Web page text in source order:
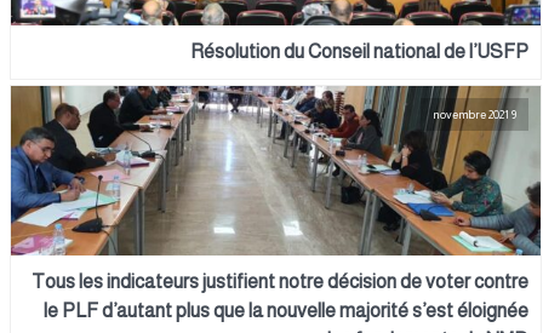
Résolution du Conseil national de l’USFP
Tous les indicateurs justifient notre décision de voter contre
le PLF d’autant plus que la nouvelle majorité s’est éloignée